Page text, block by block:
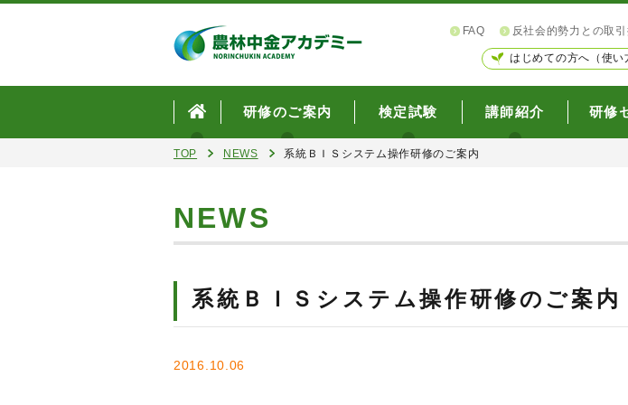
FAQ 反社会的勢力との取
はじめての方へ（使い
研修のご案内 検定試験 講師紹介 研修
TOP NEWS 系統ＢＩＳシステム操作研修のご案内
NEWS
系統ＢＩＳシステム操作研修のご案内
2016.10.06